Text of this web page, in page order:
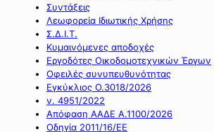
Συντάξεις
Λεωφορεία Ιδιωτικής Χρήσης
Σ.Δ.Ι.Τ.
Κυμαινόμενες αποδοχές
Εργοδότες Οικοδομοτεχνικών Έργων
Οφειλές συνυπευθυνότητας
Εγκύκλιος Ο.3018/2026
ν. 4951/2022
Απόφαση ΑΑΔΕ Α.1100/2026
Οδηγία 2011/16/ΕΕ